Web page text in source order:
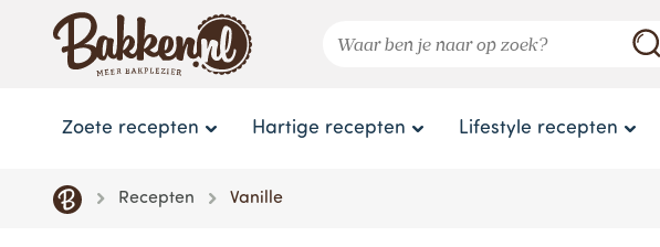
Zoete recepten Hartige recepten Lifestyle recepten
Recepten Vanille